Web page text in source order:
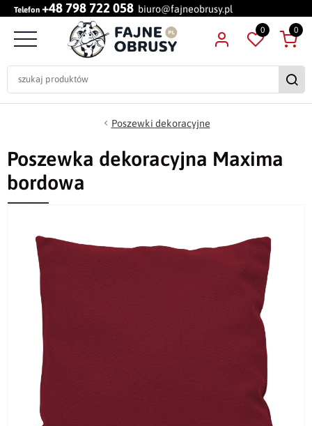
Telefon +48 798 722 058 biuro@fajneobrusy.pl
0 0
Poszewki dekoracyjne
Poszewka dekoracyjna Maxima
bordowa